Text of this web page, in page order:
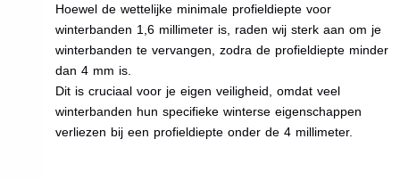
Hoewel de wettelijke minimale profieldiepte voor
winterbanden 1,6 millimeter is, raden wij sterk aan om je
winterbanden te vervangen, zodra de profieldiepte minder
dan 4 mm is.
Dit is cruciaal voor je eigen veiligheid, omdat veel
winterbanden hun specifieke winterse eigenschappen
verliezen bij een profieldiepte onder de 4 millimeter.